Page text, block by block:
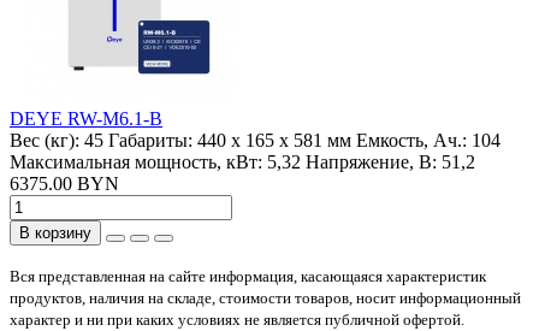
DEYE RW-M6.1-B
Вес (кг): 45 Габариты: 440 x 165 x 581 мм Емкость, Ач.: 104
Максимальная мощность, кВт: 5,32 Напряжение, В: 51,2
6375.00 BYN
В корзину
Вся представленная на сайте информация, касающаяся характеристик
продуктов, наличия на складе, стоимости товаров, носит информационный
характер и ни при каких условиях не является публичной офертой.